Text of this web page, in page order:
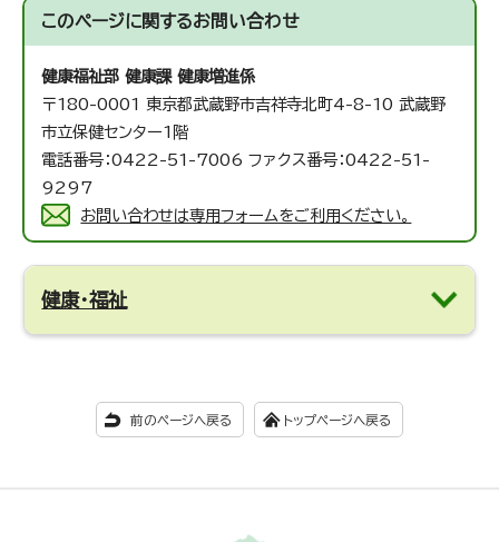
このページに関するお問い合わせ
健康福祉部 健康課 健康増進係
〒180-0001 東京都武蔵野市吉祥寺北町4-8-10 武蔵野
市立保健センター1階
電話番号：0422-51-7006 ファクス番号：0422-51-
9297
お問い合わせは専用フォームをご利用ください。
健康・福祉
前のページへ戻る トップページへ戻る